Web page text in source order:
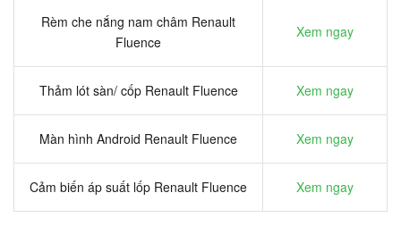
Rèm che nắng nam châm Renault
Fluence
Xem ngay
Thảm lót sàn/ cốp Renault Fluence Xem ngay
Màn hình Android Renault Fluence Xem ngay
Cảm biến áp suất lốp Renault Fluence Xem ngay